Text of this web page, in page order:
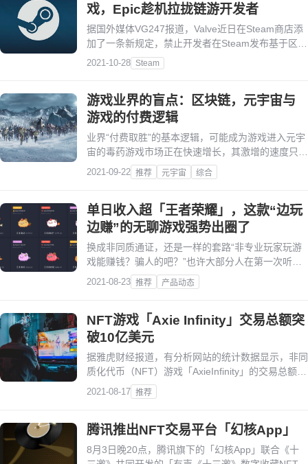
戏，Epic趁机拉拢链游开发者
据国外媒体VG247报道，Valve近日在Steam商店添
加了一条新规定，禁止开发者在Steam发布基于区块
链技术的游戏《AgeofRust》开发商
SpacePirateGames发推表示，他们已经收到Valve
2021-10-28 Steam
游戏业界的盲点：区块链，元宇宙与
游戏的付费逻辑
业界“付费取胜”的基本逻辑，可能成为游戏进入元宇
宙的毒药游戏市场正在快速增长，其激增的速度只有
淹没生态系统的新流行语相匹配。
2021-09-22 推荐 元宇宙 综合
单日收入超「王者荣耀」，这款“边玩
边赚”的无聊游戏强势出圈了
换成非同质通证，还是一样的套路“非专业玩家玩游
戏能赚钱？骗人的吧？”也许大部分人在第一次听说
“边玩边赚（Play-to-Earn）”模式的时候，脑海里都
会涌现出这样的质疑。
2021-08-23 推荐 产品动态
NFT游戏「Axie Infinity」交易总额突
破10亿美元
据雅虎财经报道，有分析网站的统计数据显示，非同
质化代币（NFT）游戏「AxieInfinity」的交易总额目
前已超过10亿美元，位居NFT游戏营收榜首位。
2021-08-17 推荐
腾讯推出NFT交易平台「幻核App」
8月3日晚20点，腾讯旗下的「幻核App」联合《十